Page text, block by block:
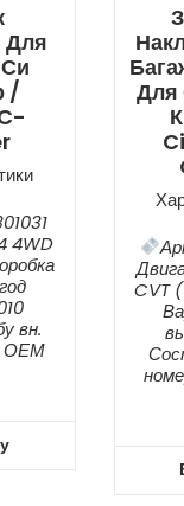
Для
/
4WD
вн.
ОЕМ
Для
CVT